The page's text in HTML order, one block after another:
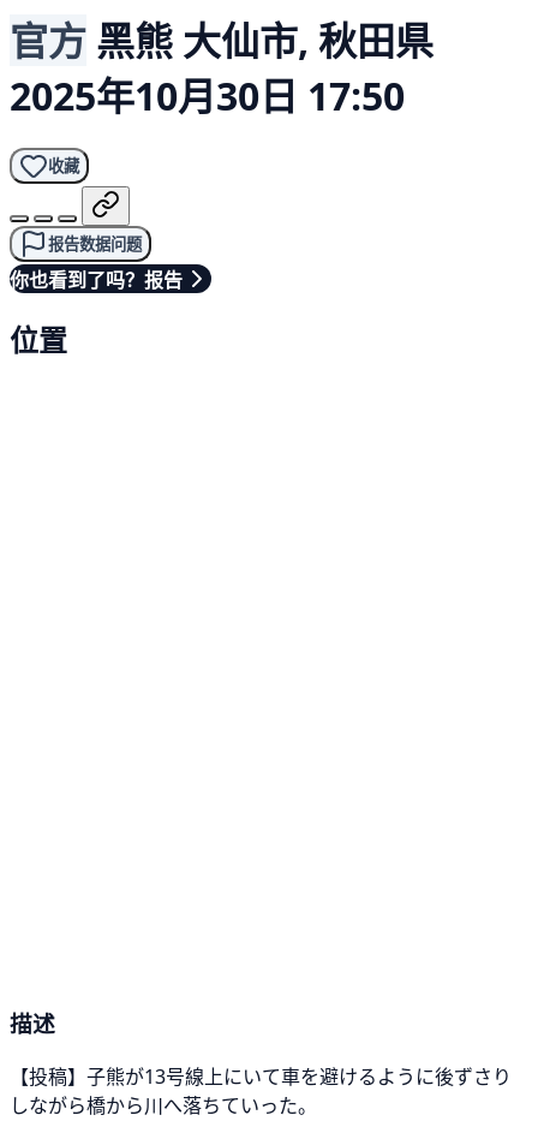
官方 黑熊 大仙市, 秋田県
2025年10月30日 17:50
收藏
报告数据问题
你也看到了吗？报告
位置
描述
【投稿】子熊が13号線上にいて車を避けるように後ずさり
しながら橋から川へ落ちていった。